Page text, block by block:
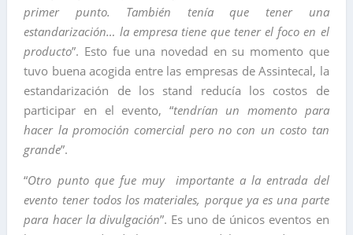
primer punto. También tenía que tener una
estandarización… la empresa tiene que tener el foco en el
producto”. Esto fue una novedad en su momento que
tuvo buena acogida entre las empresas de Assintecal, la
estandarización de los stand reducía los costos de
participar en el evento, “tendrían un momento para
hacer la promoción comercial pero no con un costo tan
grande”.
“Otro punto que fue muy importante a la entrada del
evento tener todos los materiales, porque ya es una parte
para hacer la divulgación”. Es uno de únicos eventos en